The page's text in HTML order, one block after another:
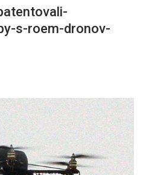
s-roem-dronov-